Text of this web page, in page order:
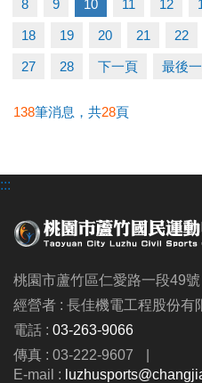
【加碼優惠】
凡報名球類營隊任兩梯享9
【報名資訊】開課前皆可
連絡資訊
-官
-FB : 桃園市蘆竹國民運動
-IG : @luzhusports
8 9 10 11 12
18 19 20 21 22
27 28 下一頁 最後
138筆消息，共28頁
:::
桃園市蘆竹區仁愛路一段49號
經營者 : 長佳機電工程股份有
電話 : 03-263-9066
傳真 : 03-222-9607
|
E-mail :